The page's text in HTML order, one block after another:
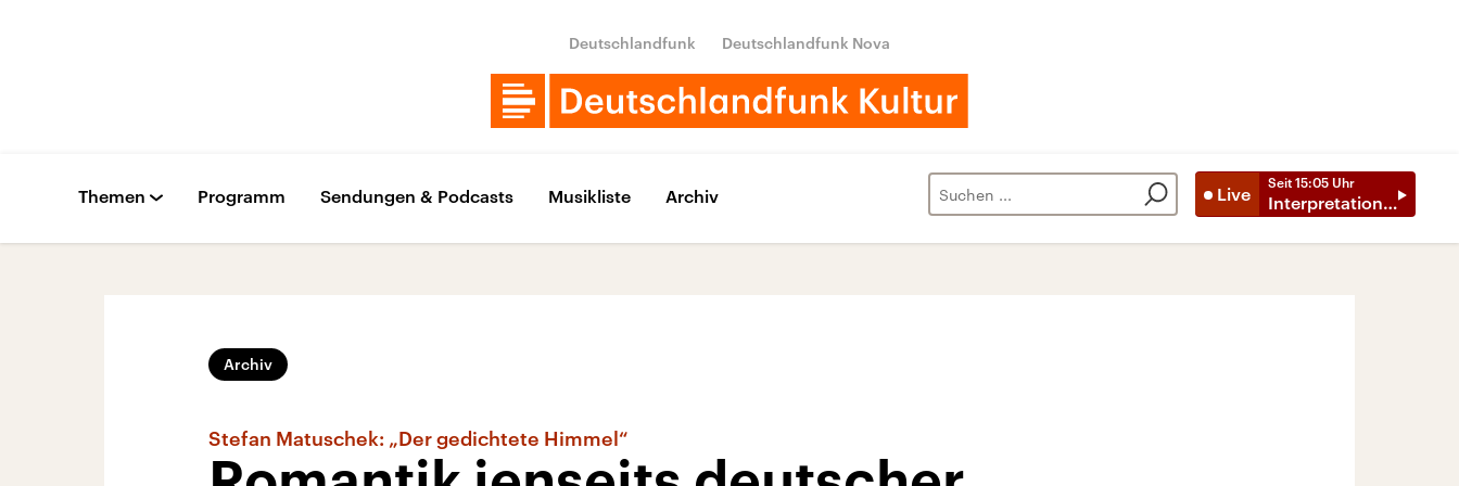
Deutschlandfunk Deutschlandfunk Nova
Live
Seit 15:05 Uhr
Interpretationen
Themen Programm Sendungen & Podcasts Musikliste Archiv
Archiv
Stefan Matuschek: „Der gedichtete Himmel“